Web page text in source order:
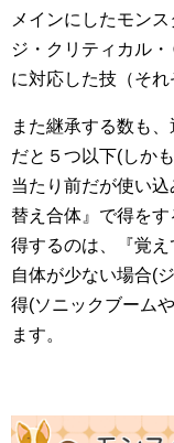
メインにしたモン
ジ・クリティカル
に対応した技（それ
また継承する数も
だと５つ以下(しかも
当たり前だが使い
替え合体』で得をす
得するのは、『覚
自体が少ない場合(
得(ソニックブーム
ます。